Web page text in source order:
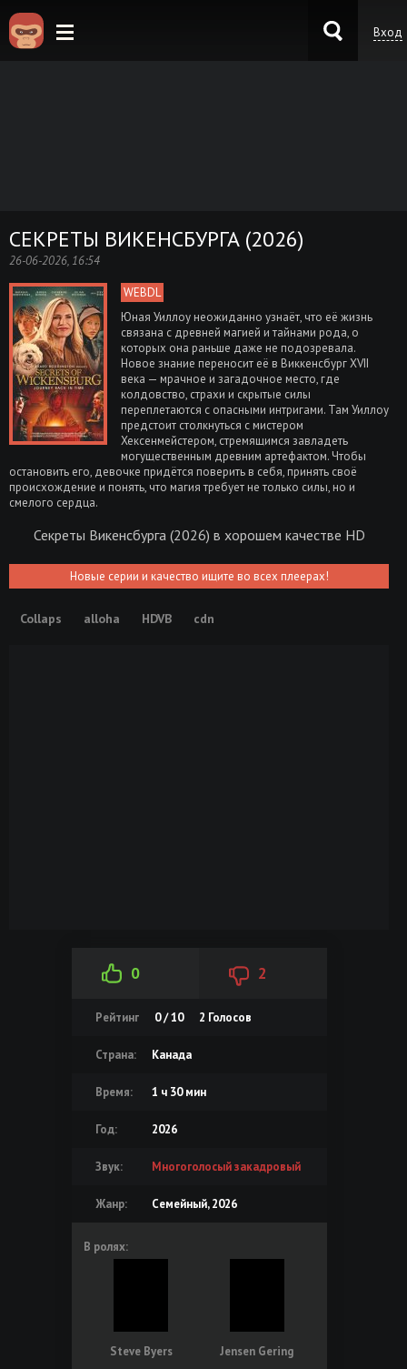
Вход
СЕКРЕТЫ ВИКЕНСБУРГА (2026)
26-06-2026, 16:54
WEBDL
Юная Уиллоу неожиданно узнаёт, что её жизнь
связана с древней магией и тайнами рода, о
которых она раньше даже не подозревала.
Новое знание переносит её в Виккенсбург XVII
века — мрачное и загадочное место, где
колдовство, страхи и скрытые силы
переплетаются с опасными интригами. Там Уиллоу
предстоит столкнуться с мистером
Хексенмейстером, стремящимся завладеть
могущественным древним артефактом. Чтобы
остановить его, девочке придётся поверить в себя, принять своё
происхождение и понять, что магия требует не только силы, но и
смелого сердца.
Секреты Викенсбурга (2026) в хорошем качестве HD
Новые серии и качество ищите во всех плеерах!
Collaps alloha HDVB cdn
0 2
Рейтинг 0 / 10 2 Голосов
Страна: Канада
Время: 1 ч 30 мин
Год: 2026
Звук: Многоголосый закадровый
Жанр: Семейный, 2026
В ролях:
Steve Byers Jensen Gering